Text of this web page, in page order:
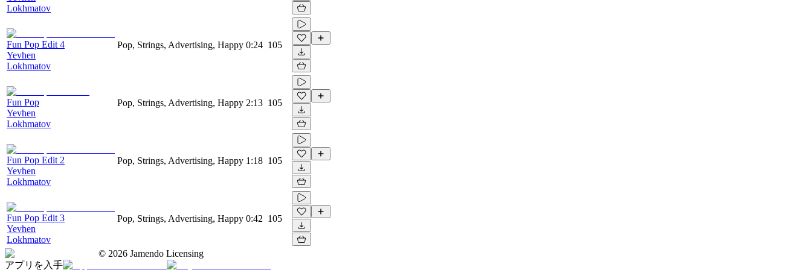
Lokhmatov
Fun Pop Edit 4
Yevhen
Lokhmatov
Pop, Strings, Advertising, Happy 0:24 105
Fun Pop
Yevhen
Lokhmatov
Pop, Strings, Advertising, Happy 2:13 105
Fun Pop Edit 2
Yevhen
Lokhmatov
Pop, Strings, Advertising, Happy 1:18 105
Fun Pop Edit 3
Yevhen
Lokhmatov
Pop, Strings, Advertising, Happy 0:42 105
© 2026 Jamendo Licensing
アプリを入手